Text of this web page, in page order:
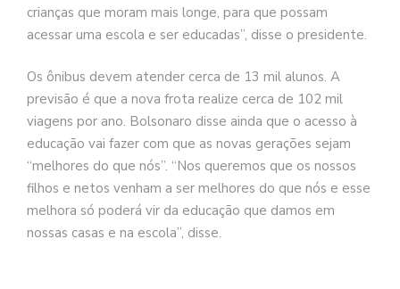
crianças que moram mais longe, para que possam
acessar uma escola e ser educadas”, disse o presidente.
Os ônibus devem atender cerca de 13 mil alunos. A
previsão é que a nova frota realize cerca de 102 mil
viagens por ano. Bolsonaro disse ainda que o acesso à
educação vai fazer com que as novas gerações sejam
“melhores do que nós”. “Nos queremos que os nossos
filhos e netos venham a ser melhores do que nós e esse
melhora só poderá vir da educação que damos em
nossas casas e na escola”, disse.